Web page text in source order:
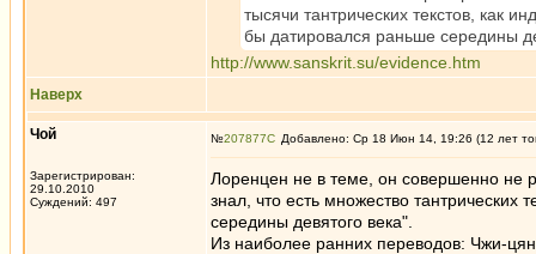
тысячи тантрических текстов, как
бы датировался раньше середины
http://www.sanskrit.su/evidence.htm
Наверх
Чой
Зарегистрирован:
29.10.2010
Суждений: 497
№207877 Добавлено: Ср 18 Июн 14, 19:26 (12 лет
Лоренцен не в теме, он совершенно не
знал, что есть множество тантрических
середины девятого века".
Из наиболее ранних переводов: Чжи-